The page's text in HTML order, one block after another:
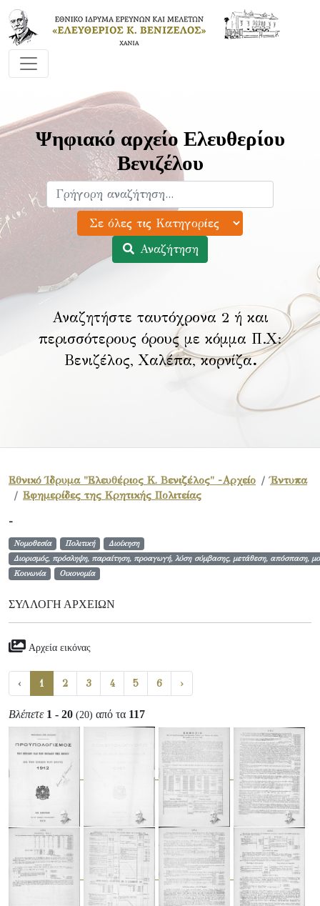
Ψηφιακό αρχείο Ελευθερίου
Βενιζέλου
Αναζήτηση
Αναζητήστε ταυτόχρονα 2 ή και
περισσότερους όρους με κόμμα Π.Χ:
Βενιζέλος, Χαλέπα, κορνίζα.
Εθνικό Ίδρυμα "Ελευθέριος Κ. Βενιζέλος" -Αρχείο
Έντυπα
Εφημερίδες της Κρητικής Πολιτείας
-
Νομοθεσία Πολιτική
Διοίκηση
Διορισμός, πρόσληψη, παραίτηση, προαγωγή, λύση σύμβασης, μετάθεση, απόσπαση,
Κοινωνία
Οικονομία
ΣΥΛΛΟΓΉ ΑΡΧΕΊΩΝ
Αρχεία εικόνας
‹ 1 2 3 4 5 6 ›
Βλέπετε 1 - 20 (20) από τα 117